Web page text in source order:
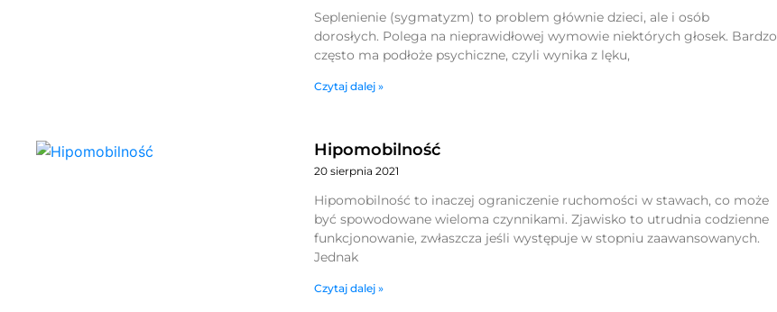
Seplenienie (sygmatyzm) to problem głównie dzieci, ale i osób
dorosłych. Polega na nieprawidłowej wymowie niektórych głosek. Bardzo
często ma podłoże psychiczne, czyli wynika z lęku,
Czytaj dalej »
Hipomobilność
20 sierpnia 2021
Hipomobilność to inaczej ograniczenie ruchomości w stawach, co może
być spowodowane wieloma czynnikami. Zjawisko to utrudnia codzienne
funkcjonowanie, zwłaszcza jeśli występuje w stopniu zaawansowanych.
Jednak
Czytaj dalej »